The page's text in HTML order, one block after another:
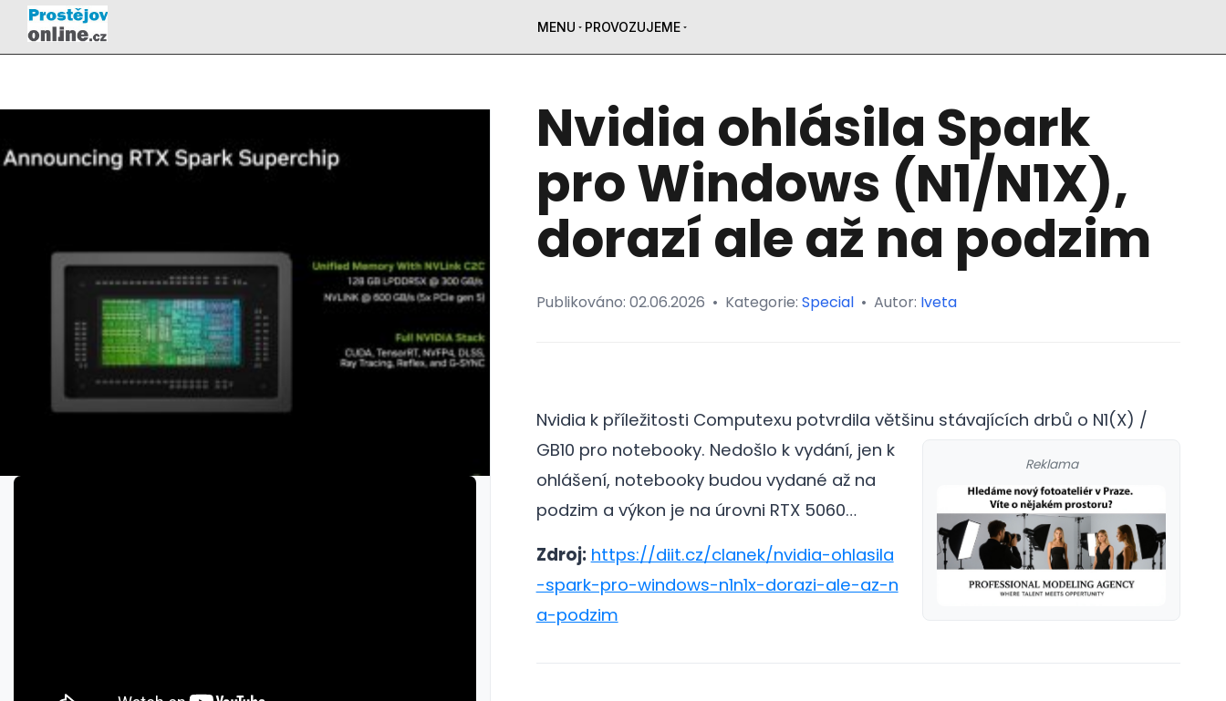
MENU PROVOZUJEME
Nvidia ohlásila Spark
pro Windows (N1/N1X),
dorazí ale až na podzim
Publikováno: 02.06.2026 • Kategorie: Special • Autor: Iveta
Nvidia k příležitosti Computexu potvrdila většinu stávajících drbů o N1(X) /
GB10 pro notebooky.
Reklama
Nedošlo k vydání, jen k
ohlášení, notebooky budou vydané až na
podzim a výkon je na úrovni RTX 5060…
Zdroj: https://diit.cz/clanek/nvidia-ohlasila
-spark-pro-windows-n1n1x-dorazi-ale-az-n
a-podzim